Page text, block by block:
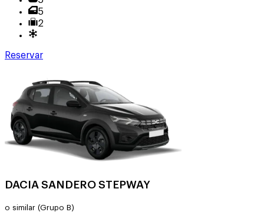
5
2
Reservar
DACIA SANDERO STEPWAY
o similar (Grupo B)